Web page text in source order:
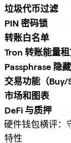
垃圾代币过滤
PIN 密码锁
转账白名单
Tron 转账能量
Passphrase 隐
交易功能（Buy/
市场和图表
DeFi 与质押
硬件钱包横评：
特性